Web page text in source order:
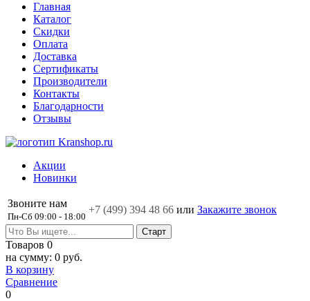
Главная
Каталог
Скидки
Оплата
Доставка
Сертификаты
Производители
Контакты
Благодарности
Отзывы
Акции
Новинки
Звоните нам
Пн-Сб 09:00 - 18:00
+7 (499) 394 48 66 или Закажите звонок
Товаров 0
на сумму: 0 руб.
В корзину
Сравнение
0